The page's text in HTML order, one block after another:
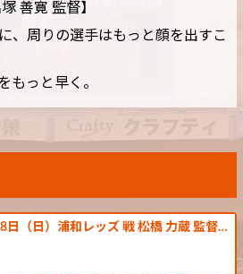
善寛 監督】
、周りの選手はもっと顔を出すこ
もっと早く。
日（日）浦和レッズ 戦 松橋 力蔵 監督…